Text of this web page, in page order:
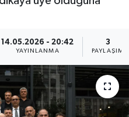
14.05.2026 - 20:42
YAYINLANMA
3
PAYLAŞIM